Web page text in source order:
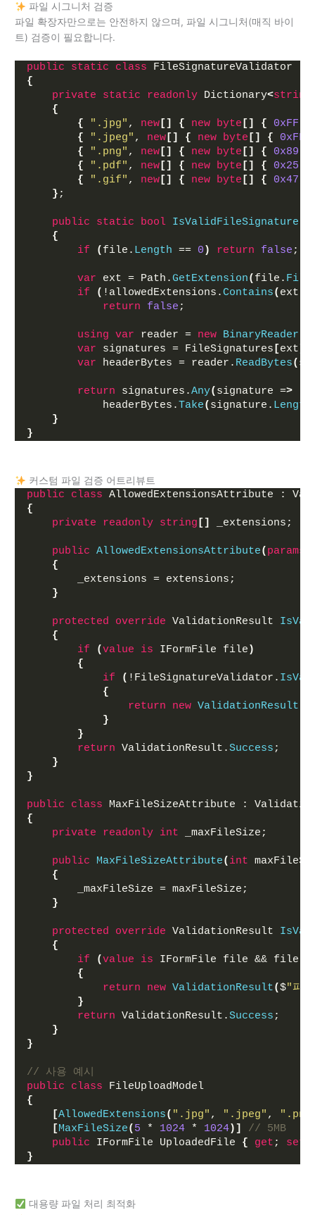
파일 시그니처 검증
파일 확장자만으로는 안전하지 않으며, 파일 시그니처(매직 바이
트) 검증이 필요합니다.
public static class FileSignatureValidator
{
private
static readonly Dictionary<string
{
{
".jpg" , new [] { new byte [] { 0xFF
{
".jpeg" , new [] { new byte [] { 0xFF
{
".png" , new [] { new byte [] { 0x89
{
".pdf" , new [] { new byte [] { 0x25
{
".gif" , new [] { new byte [] { 0x47
} ;
public static bool IsValidFileSignature
{
if
( file. Length == 0 ) return false ;
var ext = Path.GetExtension( file.
if
( !allowedExtensions.Contains( ext
return
false ;
using var reader = new BinaryReader
var signatures = FileSignatures [ext
var headerBytes = reader. ReadBytes(
return signatures.Any( signature =>
            headerBytes.
Take( signature. Length
}
}
커스텀 파일 검증 어트리뷰트
public class AllowedExtensionsAttribute :
{
private
readonly string [] _extensions;
public AllowedExtensionsAttribute( params
{
        _extensions = extensions;
}
protected override ValidationResult
{
if
(value is IFormFile file )
{
if
( !FileSignatureValidator.
{
return
new ValidationResult
}
}
return ValidationResult.Success ;
}
}
public class MaxFileSizeAttribute :
{
private
readonly int _maxFileSize;
public MaxFileSizeAttribute( int
{
        _maxFileSize = maxFileSize;
}
protected override ValidationResult
{
if
(value is IFormFile file && file.
{
return
new ValidationResult($"파
}
return ValidationResult.Success ;
}
}
// 사용 예시
public
class FileUploadModel
{
[AllowedExtensions( ".jpg" , ".jpeg" ,
[MaxFileSize( 5 * 1024 * 1024)]
// 5MB
public IFormFile UploadedFile { get ; set
}
대용량 파일 처리 최적화